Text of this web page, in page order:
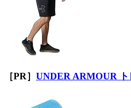
［PR］ UNDER ARMOUR